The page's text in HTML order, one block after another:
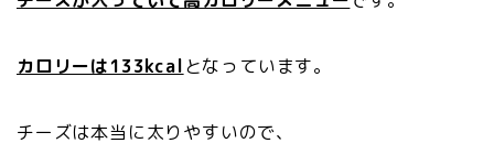
カロリーは133kcalとなっています。
チーズは本当に太りやすいので、